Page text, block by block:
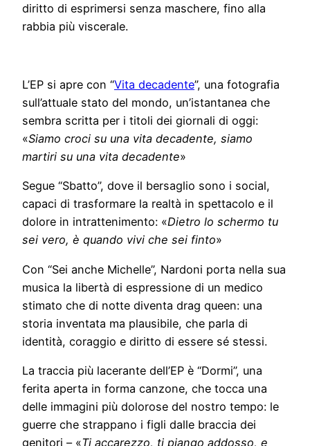
diritto di esprimersi senza maschere, fino alla
rabbia più viscerale.
L’EP si apre con “Vita decadente”, una fotografia
sull’attuale stato del mondo, un’istantanea che
sembra scritta per i titoli dei giornali di oggi:
«Siamo croci su una vita decadente, siamo
martiri su una vita decadente»
Segue “Sbatto”, dove il bersaglio sono i social,
capaci di trasformare la realtà in spettacolo e il
dolore in intrattenimento: «Dietro lo schermo tu
sei vero, è quando vivi che sei finto»
Con “Sei anche Michelle”, Nardoni porta nella sua
musica la libertà di espressione di un medico
stimato che di notte diventa drag queen: una
storia inventata ma plausibile, che parla di
identità, coraggio e diritto di essere sé stessi.
La traccia più lacerante dell’EP è “Dormi”, una
ferita aperta in forma canzone, che tocca una
delle immagini più dolorose del nostro tempo: le
guerre che strappano i figli dalle braccia dei
genitori – «Ti accarezzo, ti piango addosso, e